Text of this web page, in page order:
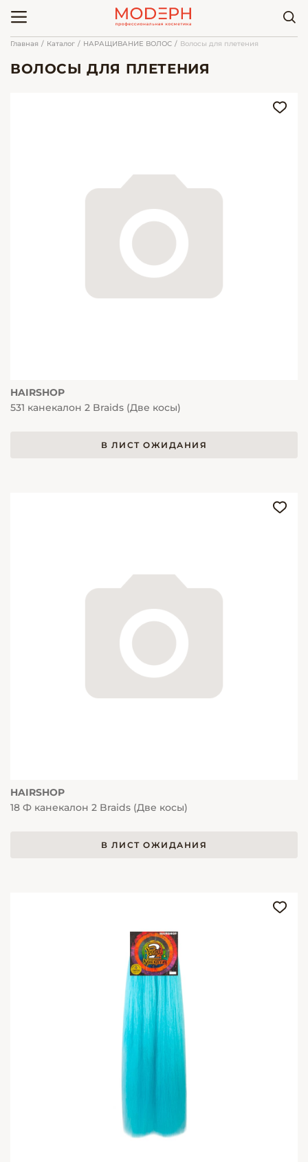
Главная Каталог НАРАЩИВАНИЕ ВОЛОС Волосы для плетения
ВОЛОСЫ ДЛЯ ПЛЕТЕНИЯ
HAIRSHOP
531 канекалон 2 Braids (Две косы)
В ЛИСТ ОЖИДАНИЯ
HAIRSHOP
18 Ф канекалон 2 Braids (Две косы)
В ЛИСТ ОЖИДАНИЯ